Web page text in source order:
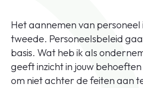
Het aannemen van
tweede. Personeelsbeleid
basis. Wat heb ik als
geeft inzicht in jouw
om niet achter de feiten aan